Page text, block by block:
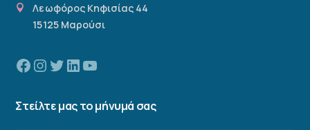
Λεωφόρος Κηφισίας 44
15125 Μαρούσι
Facebook
Instagram
TwitterLinkedinYouTube
Στείλτε μας το μήνυμά σας